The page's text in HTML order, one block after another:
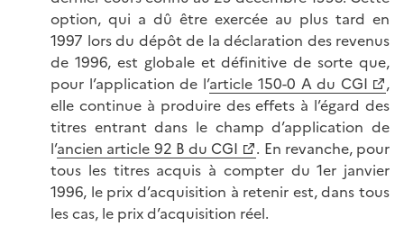
option, qui a dû être exercée au plus tard en
1997 lors du dépôt de la déclaration des revenus
de 1996, est globale et définitive de sorte que,
pour l’application de l’article 150-0 A du CGI
,
elle continue à produire des effets à l’égard des
titres entrant dans le champ d’application de
l’ancien article 92 B du CGI
. En revanche, pour
tous les titres acquis à compter du 1er janvier
1996, le prix d’acquisition à retenir est, dans tous
les cas, le prix d’acquisition réel.